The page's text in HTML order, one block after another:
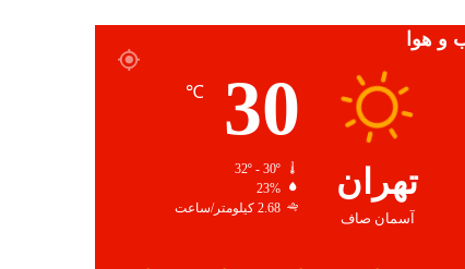
و هوا
تهران
آسمان صاف
30
℃
23%
2.68 کیلومتر/ساعت